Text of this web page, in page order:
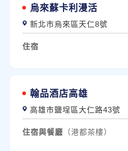
烏來蘇卡利漫活
新北市烏來區天仁8號
住宿
翰品酒店高雄
高雄市鹽埕區大仁路43號
住宿與餐廳 （港都茶樓）